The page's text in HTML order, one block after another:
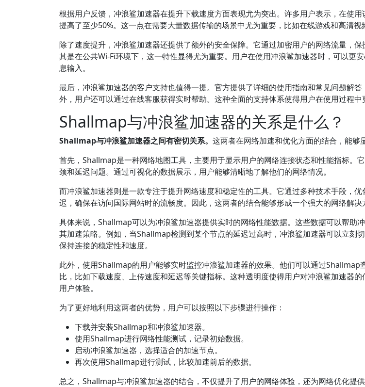
根据用户反馈，冲浪鲨加速器在提升下载速度方面表现尤为突出。许多用户表示，在使
提高了至少50%。这一点在需要大量数据传输的场景中尤为重要，比如在线游戏和高清视
除了速度提升，冲浪鲨加速器还提供了额外的安全保障。它通过加密用户的网络流量，
其是在公共Wi-Fi环境下，这一特性显得尤为重要。用户在使用冲浪鲨加速器时，可以更
息输入。
最后，冲浪鲨加速器的客户支持也值得一提。官方提供了详细的使用指南和常见问题解
外，用户还可以通过在线客服获得实时帮助。这种全面的支持体系使得用户在使用过程中
Shallmap与冲浪鲨加速器的关系是什么？
Shallmap与冲浪鲨加速器之间有密切关系。 这两者在网络加速和优化方面的结合，能够
首先，Shallmap是一种网络地图工具，主要用于显示用户的网络连接状态和性能指标。
颈和延迟问题。通过可视化的数据展示，用户能够清晰地了解他们的网络情况。
而冲浪鲨加速器则是一款专注于提升网络速度和稳定性的工具。它通过多种技术手段，
迟，确保在访问国际网站时的流畅度。因此，这两者的结合能够形成一个强大的网络解决
具体来说，Shallmap可以为冲浪鲨加速器提供实时的网络性能数据。这些数据可以帮助
其加速策略。例如，当Shallmap检测到某个节点的延迟过高时，冲浪鲨加速器可以立刻
保持连接的稳定性和速度。
此外，使用Shallmap的用户能够实时监控冲浪鲨加速器的效果。他们可以通过Shallmap
比，比如下载速度、上传速度和延迟等关键指标。这种透明度使得用户对冲浪鲨加速器
用户体验。
为了更好地利用这两者的优势，用户可以按照以下步骤进行操作：
下载并安装Shallmap和冲浪鲨加速器。
使用Shallmap进行网络性能测试，记录初始数据。
启动冲浪鲨加速器，选择适合的加速节点。
再次使用Shallmap进行测试，比较加速前后的数据。
总之，Shallmap与冲浪鲨加速器的结合，不仅提升了用户的网络体验，还为网络优化提